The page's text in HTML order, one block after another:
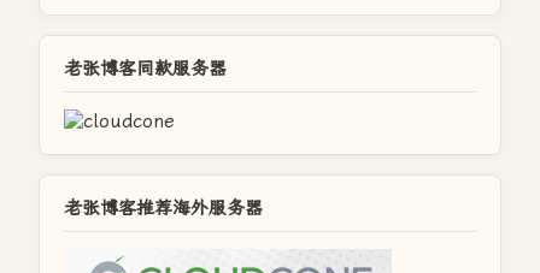
老张博客同款服务器
老张博客推荐海外服务器